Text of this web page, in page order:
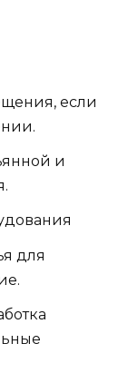
если
и
для